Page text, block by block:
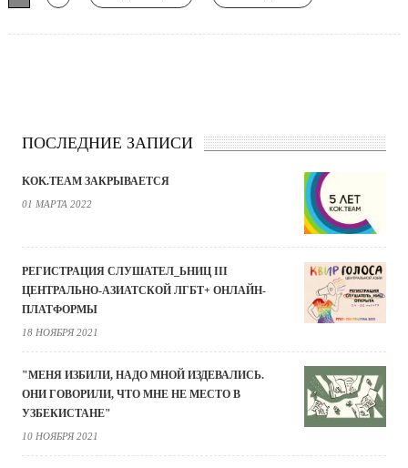
ПОСЛЕДНИЕ ЗАПИСИ
KOK.TEAM ЗАКРЫВАЕТСЯ
01 МАРТА 2022
РЕГИСТРАЦИЯ СЛУШАТЕЛ_ЬНИЦ III
ЦЕНТРАЛЬНО-АЗИАТСКОЙ ЛГБТ+ ОНЛАЙН-
ПЛАТФОРМЫ
18 НОЯБРЯ 2021
"МЕНЯ ИЗБИЛИ, НАДО МНОЙ ИЗДЕВАЛИСЬ.
ОНИ ГОВОРИЛИ, ЧТО МНЕ НЕ МЕСТО В
УЗБЕКИСТАНЕ"
10 НОЯБРЯ 2021